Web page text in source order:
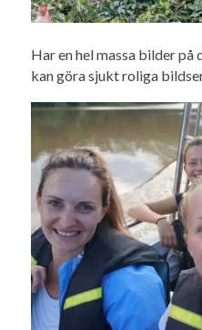
Har en hel massa bilder på
kan göra sjukt roliga